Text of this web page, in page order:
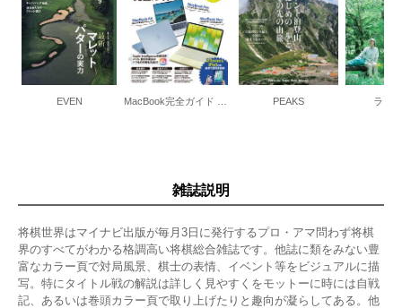
EVEN PEAKS ラン
雑誌説明
将棋世界はマイナビ出版が毎月3日に発行するプロ・アマ問わず将棋
界のすべてがわかる格調高い将棋総合雑誌です。他誌に類をみない豊
富なカラー頁で対局風景、棋士の表情、イベント等をビジュアルに描
写。特にタイトル戦の解説は詳しく見やすくをモットーに時には自戦
記、あるいは巻頭カラー頁で取り上げたりと趣向が凝らしてある。他